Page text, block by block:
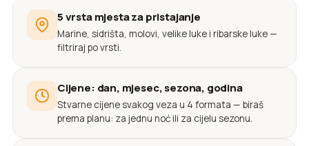
5 vrsta mjesta za pristajanje
Marine, sidrišta, molovi, velike luke i ribarske luke —
filtriraj po vrsti.
Cijene: dan, mjesec, sezona, godina
Stvarne cijene svakog veza u 4 formata — biraš
prema planu: za jednu noć ili za cijelu sezonu.